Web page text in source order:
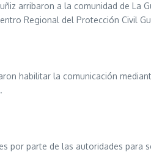
arribaron a la comunidad de La
Regional del Protección Civil
habilitar la comunicación
por parte de las autoridades